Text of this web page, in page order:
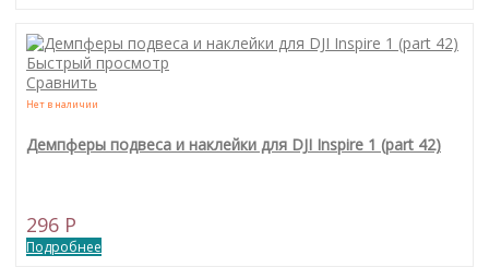
Быстрый просмотр
Сравнить
Нет в наличии
Демпферы подвеса и наклейки для DJI Inspire 1 (part 42)
296 P
Подробнее